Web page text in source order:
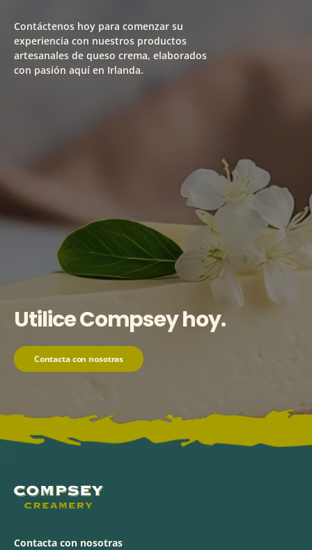
Contáctenos hoy para comenzar su
experiencia con nuestros productos
artesanales de queso crema, elaborados
con pasión aquí en Irlanda.
Utilice Compsey hoy.
Contacta con nosotras
Contacta con nosotras